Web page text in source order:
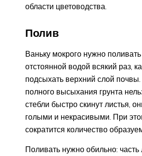
области цветоводства.
Полив
Ваньку мокрого нужно поливать
отстоянной водой всякий раз,
подсыхать верхний слой почвы.
полного высыхания грунта
стебли быстро скинут листья,
голыми и некрасивыми. При
сократится количество
Поливать нужно обильно: